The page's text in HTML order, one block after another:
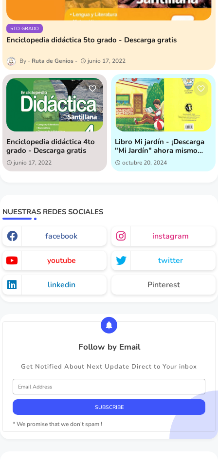
5TO GRADO
Enciclopedia didáctica 5to grado - Descarga gratis
Ruta de Genios junio 17, 2022
Enciclopedia didáctica 4to
grado - Descarga gratis
junio 17, 2022
Libro Mi jardín - ¡Descarga
"Mi Jardín" ahora mismo
[GRATIS]!
octubre 20, 2024
NUESTRAS REDES SOCIALES
facebook instagram
youtube twitter
linkedin Pinterest
Follow by Email
Get Notified About Next Update Direct to Your inbox
* We promise that we don't spam !